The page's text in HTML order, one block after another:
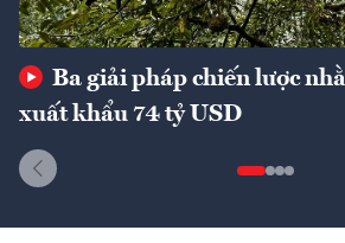
Ba giải pháp chiến lược
xuất khẩu 74 tỷ USD